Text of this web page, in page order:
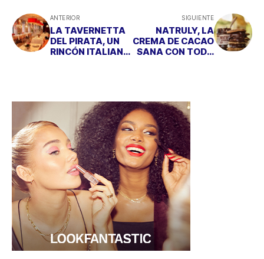
ANTERIOR
LA TAVERNETTA
DEL PIRATA, UN
RINCÓN ITALIANO
SIGUIENTE
NATRULY, LA
CREMA DE CACAO
SANA CON TODO